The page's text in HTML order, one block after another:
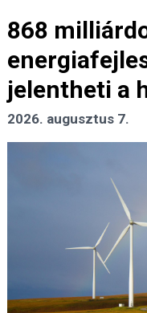
868
jelentheti a
2026. augusztus 7.